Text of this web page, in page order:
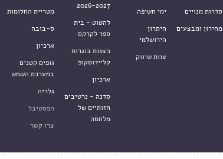
סדרות מנויים
מחירון ומבצעים
ימי חשיפה
היתרון
הירושלמי
צוות שיווק
2026-2027
להטוט - בית
ספר לקרקס
הצגות בוגרות
קליידוסקופ
ארכיון
סדנה - נרטיבים
חזותיים של
מלחמה
מטריית החלומות
ס-בובה
ארכיון
גופים קטנים
במערכת השמש
גלריה
הפסטיבל
צרו קשר